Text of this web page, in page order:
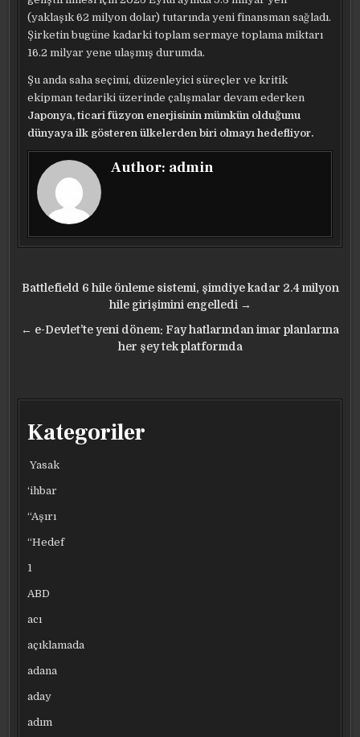
(yaklaşık 62 milyon dolar) tutarında yeni finansman sağladı.
Şirketin bugüne kadarki toplam sermaye toplama miktarı
16.2 milyar yene ulaşmış durumda.
Şu anda saha seçimi, düzenleyici süreçler ve kritik
ekipman tedariki üzerinde çalışmalar devam ederken
Japonya, ticari füzyon enerjisinin mümkün olduğunu
dünyaya ilk gösteren ülkelerden biri olmayı hedefliyor.
Author: admin
Yazı
gezinmesi
Battlefield 6 hile önleme sistemi, şimdiye kadar 2.4 milyon
hile girişimini engelledi →
← e-Devlet’te yeni dönem: Fay hatlarından imar planlarına
her şey tek platformda
Kategoriler
Yasak
‘ihbar
“Aşırı
“Hedef
1
ABD
acı
açıklamada
adana
aday
adım